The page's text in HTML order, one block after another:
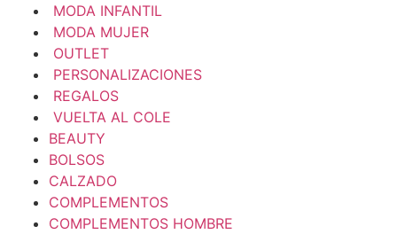
MODA INFANTIL
MODA MUJER
OUTLET
PERSONALIZACIONES
REGALOS
VUELTA AL COLE
BEAUTY
BOLSOS
CALZADO
COMPLEMENTOS
COMPLEMENTOS HOMBRE